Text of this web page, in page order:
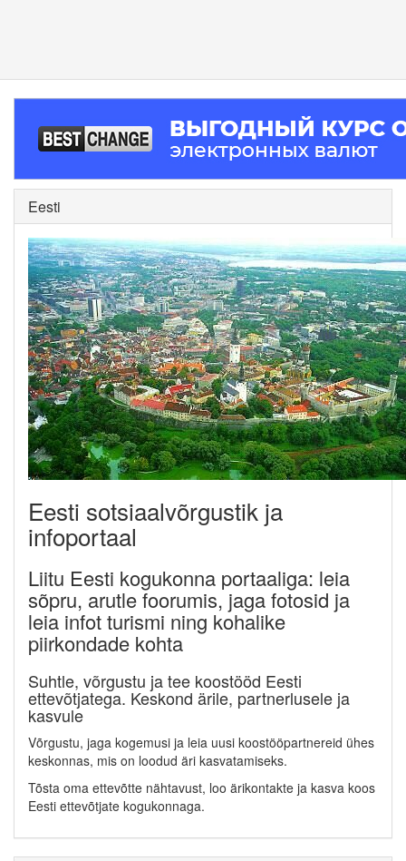
Eesti
Eesti sotsiaalvõrgustik ja
infoportaal
Liitu Eesti kogukonna portaaliga: leia
sõpru, arutle foorumis, jaga fotosid ja
leia infot turismi ning kohalike
piirkondade kohta
Suhtle, võrgustu ja tee koostööd Eesti
ettevõtjatega. Keskond ärile, partnerlusele ja
kasvule
Võrgustu, jaga kogemusi ja leia uusi koostööpartnereid ühes
keskonnas, mis on loodud äri kasvatamiseks.
Tõsta oma ettevõtte nähtavust, loo ärikontakte ja kasva koos
Eesti ettevõtjate kogukonnaga.